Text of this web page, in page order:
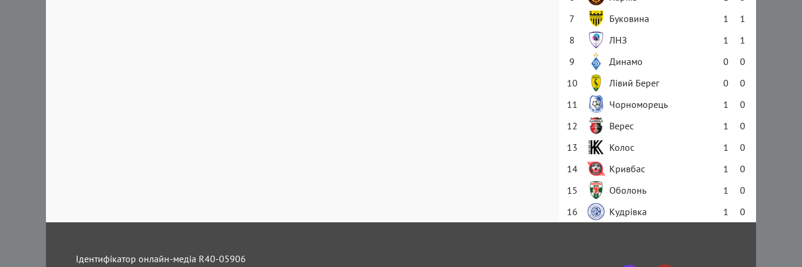
7
Буковина 1
1
8
ЛНЗ 1
1
9
Динамо 0
0
10
Лівий Берег 0
0
11
Чорноморець 1
0
12
Верес 1
0
13
Колос 1
0
14
Кривбас 1
0
15
Оболонь 1
0
16
Кудрівка 1 0
Ідентифікатор онлайн-медіа R40-05906